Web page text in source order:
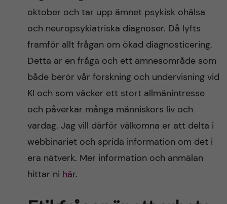
oktober och tar upp ämnet psykisk ohälsa
och neuropsykiatriska diagnoser. Då lyfts
framför allt frågan om ökad diagnosticering.
Detta är en fråga och ett ämnesområde som
både berör vår forskning och undervisning vid
KI och som väcker ett stort allmänintresse
och påverkar många människors liv och
vardag. Jag vill därför välkomna er att delta i
webbinariet och sprida information om det i
era nätverk. Mer information och anmälan
hittar ni här.